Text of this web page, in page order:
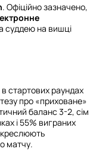
. Офіційно зазначено,
суддею на вишці
в стартових раундах
про «приховане»
баланс 3-2, сім
і 55% виграних
матчу.